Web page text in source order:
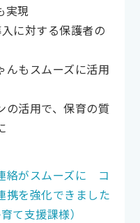
実現
に対する保護者の
もスムーズに活用
の活用で、保育の質
絡がスムーズに コ
携を強化できました
て支援課様）